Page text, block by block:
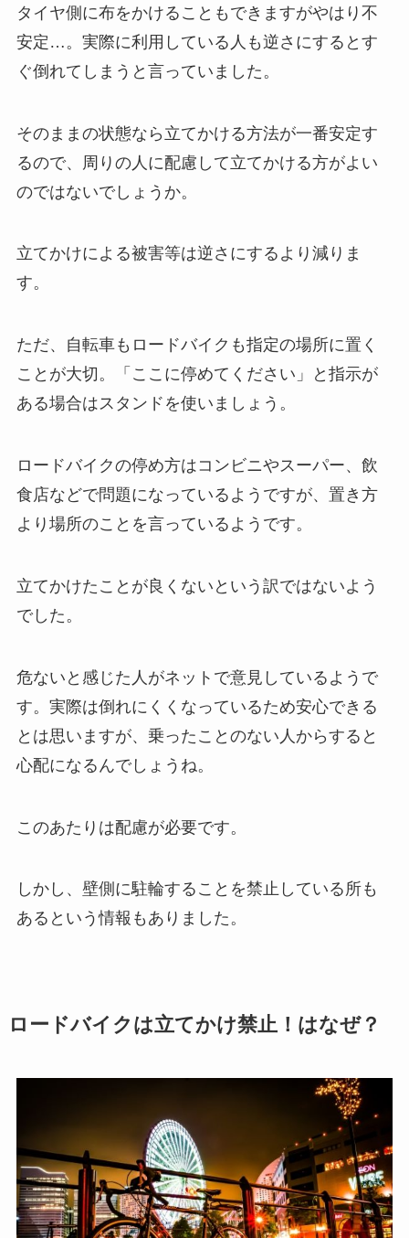
タイヤ側に布をかけることもできますがやはり不
安定…。 実際に利用している人も逆さにするとす
ぐ倒れてしまうと言っていました。
そのままの状態なら立てかける方法が一番安定す
るので、
周りの人に配慮して立てかける方がよい
のではないでしょうか。
立てかけによる被害等は逆さにするより減りま
す。
ただ、自転車もロードバイクも指定の場所に置く
ことが大切。
「ここに停めてください」と指示が
ある場合はスタンドを使いましょう。
ロードバイクの停め方はコンビニやスーパー、 飲
食店などで問題になっているようですが、 置き方
より場所のことを言っているようです。
立てかけたことが良くないという訳ではないよう
でした。
危ないと感じた人がネットで意見しているようで
す。 実際は倒れにくくなっているため安心できる
とは思いますが、 乗ったことのない人からすると
心配になるんでしょうね。
このあたりは配慮が必要です。
しかし、壁側に駐輪することを禁止している所も
あるという情報もありました。
ロードバイクは立てかけ禁止！はなぜ？